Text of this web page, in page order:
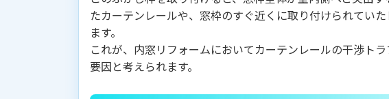
たカーテンレールや、窓枠のすぐ近くに取り付けられてい
ます。
これが、内窓リフォームにおいてカーテンレールの干渉ト
要因と考えられます。